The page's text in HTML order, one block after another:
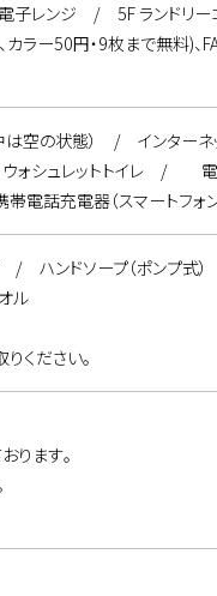
子レンジ / 5F ランドリ
ー50円・9枚まで無料)、
の状態） / インターネッ
ォシュレットトイレ /
話充電器（スマートフ
ープ / ハンドソープ（ポ
ル
ください。
ります｡